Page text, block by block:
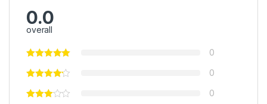
0.0
overall
0
0
0